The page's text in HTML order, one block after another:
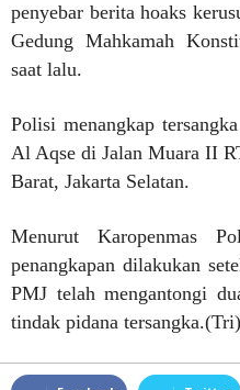
penyebar berita hoaks
Gedung Mahkamah
saat lalu.
Polisi menangkap
Al Aqse di Jalan Muara II
Barat, Jakarta Selatan.
Menurut Karopenmas
penangkapan dilakukan
PMJ telah mengantongi
tindak pidana